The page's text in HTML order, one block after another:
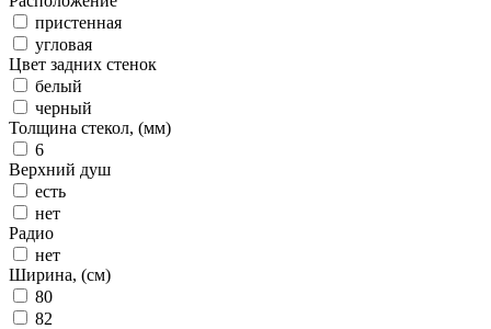
пристенная
угловая
Цвет задних стенок
белый
черный
Толщина стекол, (мм)
6
Верхний душ
есть
нет
Радио
нет
Ширина, (см)
80
82